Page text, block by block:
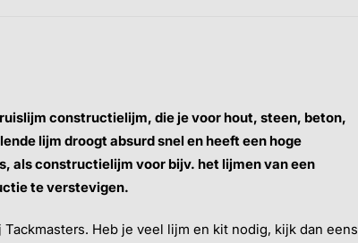
constructielijm, die je voor hout, steen, beton,
lijm droogt absurd snel en heeft een hoge
als constructielijm voor bijv. het lijmen van een
te verstevigen.
Heb je veel lijm en kit nodig, kijk dan eens